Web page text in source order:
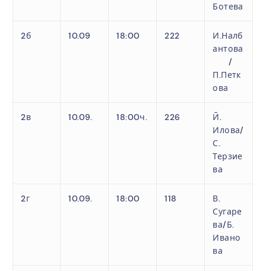
Ботева
2б 10.09 18:00 222
И.Налб
антова
/
П.Петк
ова
2в 10.09. 18:00ч. 226
Й.
Илова/
С.
Терзие
ва
2г 10.09. 18:00 118
В.
Сугаре
ва/Б.
Ивано
ва